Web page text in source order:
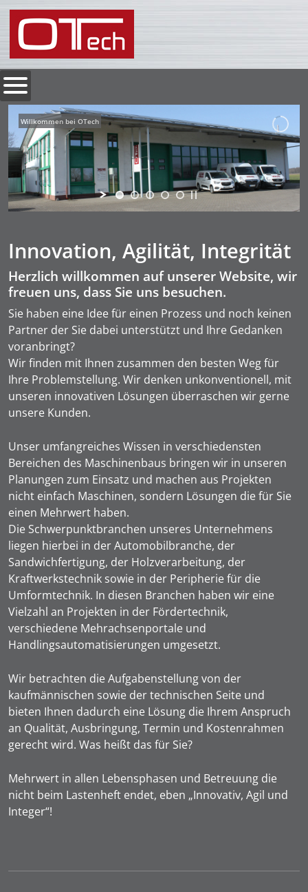
Willkommen bei OTech
Innovation, Agilität, Integrität
Herzlich willkommen auf unserer Website, wir
freuen uns, dass Sie uns besuchen.
Sie haben eine Idee für einen Prozess und noch keinen
Partner der Sie dabei unterstützt und Ihre Gedanken
voranbringt?
Wir finden mit Ihnen zusammen den besten Weg für
Ihre Problemstellung. Wir denken unkonventionell, mit
unseren innovativen Lösungen überraschen wir gerne
unsere Kunden.
Unser umfangreiches Wissen in verschiedensten
Bereichen des Maschinenbaus bringen wir in unseren
Planungen zum Einsatz und machen aus Projekten
nicht einfach Maschinen, sondern Lösungen die für Sie
einen Mehrwert haben.
Die Schwerpunktbranchen unseres Unternehmens
liegen hierbei in der Automobilbranche, der
Sandwichfertigung, der Holzverarbeitung, der
Kraftwerkstechnik sowie in der Peripherie für die
Umformtechnik. In diesen Branchen haben wir eine
Vielzahl an Projekten in der Fördertechnik,
verschiedene Mehrachsenportale und
Handlingsautomatisierungen umgesetzt.
Wir betrachten die Aufgabenstellung von der
kaufmännischen sowie der technischen Seite und
bieten Ihnen dadurch eine Lösung die Ihrem Anspruch
an Qualität, Ausbringung, Termin und Kostenrahmen
gerecht wird. Was heißt das für Sie?
Mehrwert in allen Lebensphasen und Betreuung die
nicht beim Lastenheft endet, eben „Innovativ, Agil und
Integer“!